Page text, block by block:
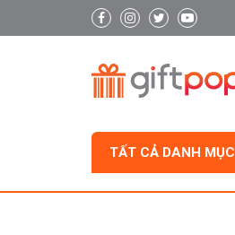
TẤT CẢ DANH MỤC